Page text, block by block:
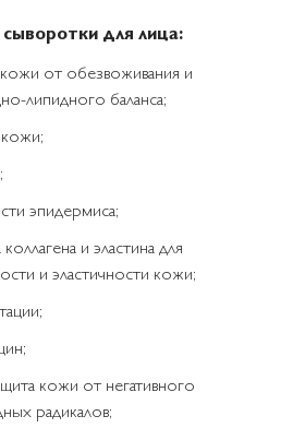
для лица:
от обезвоживания и
липидного баланса;
кожи;
эпидермиса;
и эластина для
и эластичности кожи;
кожи от негативного
радикалов;